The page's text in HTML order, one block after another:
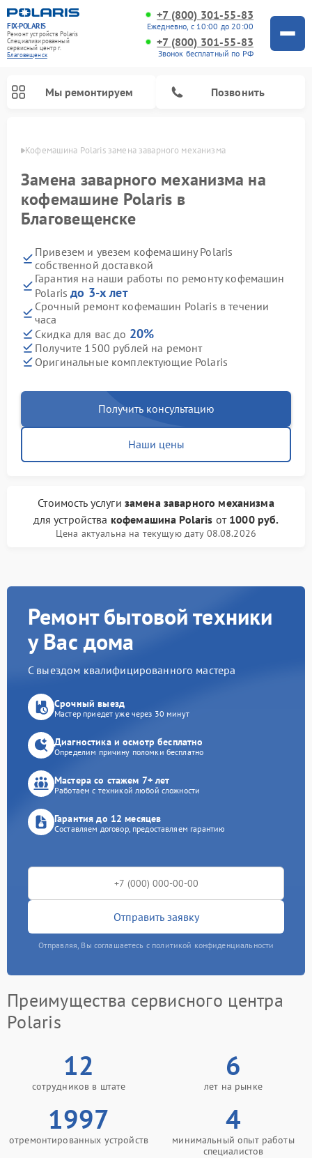
FIX-POLARIS
Ремонт устройств Polaris
Специализированный
cервисный центр г.
Благовещенск
+7 (800) 301-55-83
Ежедневно, с 10:00 до 20:00
+7 (800) 301-55-83
Звонок бесплатный по РФ
Мы ремонтируем Позвонить
Кофемашина Polaris замена заварного механизма
Замена заварного механизма на
кофемашине Polaris в
Благовещенске
Привезем и увезем кофемашину Polaris
собственной доставкой
Гарантия на наши работы по ремонту кофемашин
Polarisдо 3-х лет
Срочный ремонт кофемашин Polaris в течении
часа
Скидка для вас до 20%
Получите 1500 рублей на ремонт
Оригинальные комплектующие Polaris
Получить консультацию
Наши цены
Стоимость услуги замена заварного механизма
для устройства кофемашина Polaris от 1000 руб.
Цена актуальна на текущую дату 08.08.2026
Ремонт бытовой техники
у Вас дома
С выездом квалифицированного мастера
Срочный выезд
Мастер приедет уже через 30 минут
Диагностика и осмотр бесплатно
Определим причину поломки бесплатно
Мастера со стажем 7+ лет
Работаем с техникой любой сложности
Гарантия до 12 месяцев
Составляем договор, предоставляем гарантию
Отправить заявку
Отправляя, Вы соглашаетесь с политикой конфиденциальности
Преимущества сервисного центра
Polaris
12
сотрудников в штате
6
лет на рынке
1997
отремонтированных устройств
4
минимальный опыт работы
специалистов